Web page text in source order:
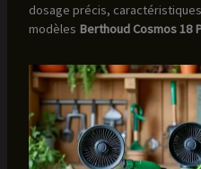
dosage précis,
modèles Berthoud Cosmos 18